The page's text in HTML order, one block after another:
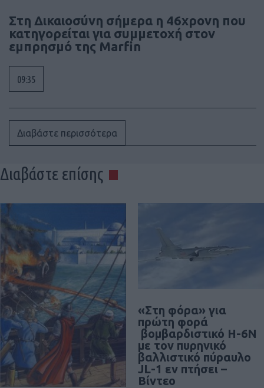
Στη Δικαιοσύνη σήμερα η 46χρονη που
κατηγορείται για συμμετοχή στον
εμπρησμό της Marfin
09:35
Διαβάστε περισσότερα
Διαβάστε επίσης
«Στη φόρα» για
πρώτη φορά
βομβαρδιστικό H-6N
με τον πυρηνικό
βαλλιστικό πύραυλο
JL-1 εν πτήσει –
Βίντεο